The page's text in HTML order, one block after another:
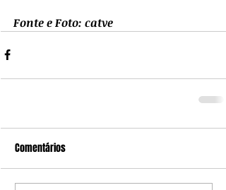
Fonte e Foto: catve
Comentários